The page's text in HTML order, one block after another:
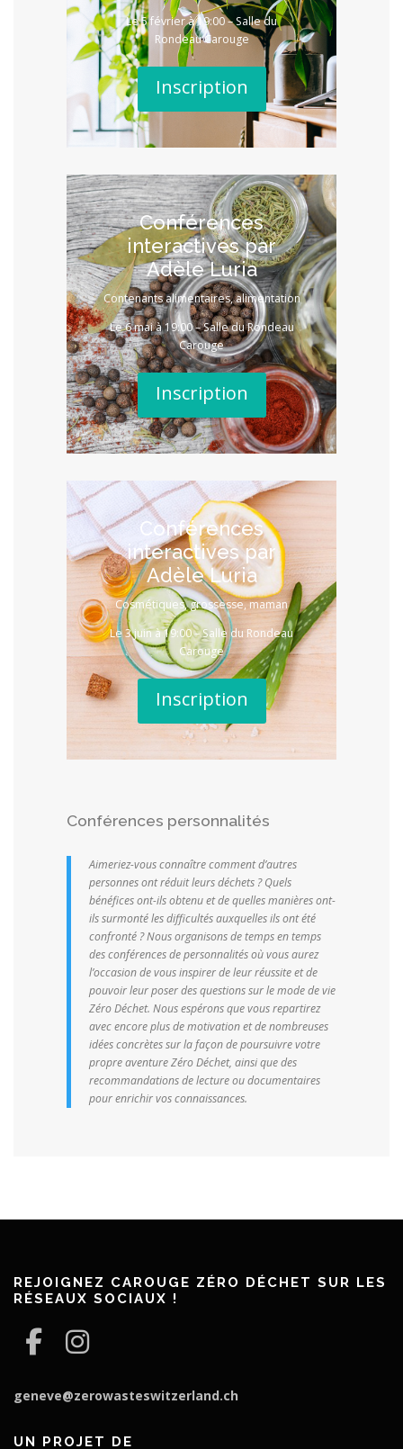
Le 5 février à 19:00 – Salle du
Rondeau Carouge
Inscription
Conférences
interactives par
Adèle Luria
Contenants alimentaires, alimentation
Le 6 mai à 19:00 – Salle du Rondeau
Carouge
Inscription
Conférences
interactives par
Adèle Luria
Cosmétiques, grossesse, maman
Le 3 juin à 19:00 – Salle du Rondeau
Carouge
Inscription
Conférences personnalités
Aimeriez-vous connaître comment d’autres
personnes ont réduit leurs déchets ? Quels
bénéfices ont-ils obtenu et de quelles manières ont-
ils surmonté les difficultés auxquelles ils ont été
confronté ? Nous organisons de temps en temps
des conférences de personnalités où vous aurez
l’occasion de vous inspirer de leur réussite et de
pouvoir leur poser des questions sur le mode de vie
Zéro Déchet. Nous espérons que vous repartirez
avec encore plus de motivation et de nombreuses
idées concrètes sur la façon de poursuivre votre
propre aventure Zéro Déchet, ainsi que des
recommandations de lecture ou documentaires
pour enrichir vos connaissances.
REJOIGNEZ CAROUGE ZÉRO DÉCHET SUR LES
RÉSEAUX SOCIAUX !
geneve@zerowasteswitzerland.ch
UN PROJET DE